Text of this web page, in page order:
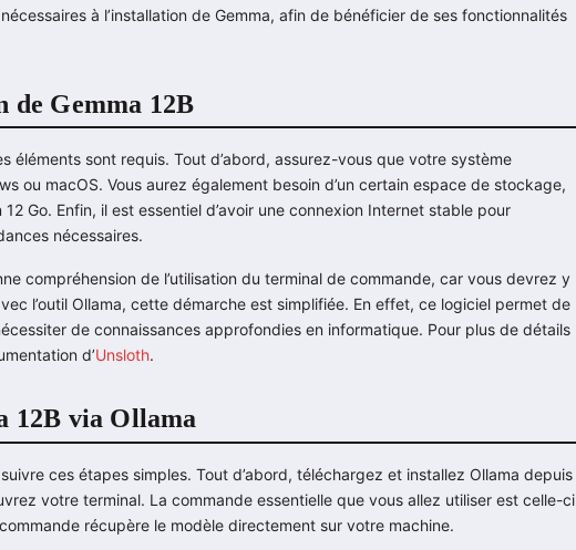
à l’installation de Gemma, afin de bénéficier de ses fonctionnalités
de Gemma 12B
éléments sont requis. Tout d’abord, assurez-vous que votre système
ou macOS. Vous aurez également besoin d’un certain espace de stockage,
Go. Enfin, il est essentiel d’avoir une connexion Internet stable pour
nécessaires.
compréhension de l’utilisation du terminal de commande, car vous devrez y
l’outil Ollama, cette démarche est simplifiée. En effet, ce logiciel permet de
de connaissances approfondies en informatique. Pour plus de détails
d’Unsloth.
12B via Ollama
ces étapes simples. Tout d’abord, téléchargez et installez Ollama depuis
votre terminal. La commande essentielle que vous allez utiliser est celle-ci
récupère le modèle directement sur votre machine.